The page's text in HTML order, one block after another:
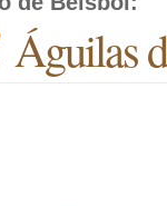
Águilas